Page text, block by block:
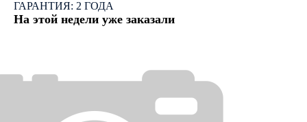
ГАРАНТИЯ: 2 ГОДА
На этой недели уже заказали